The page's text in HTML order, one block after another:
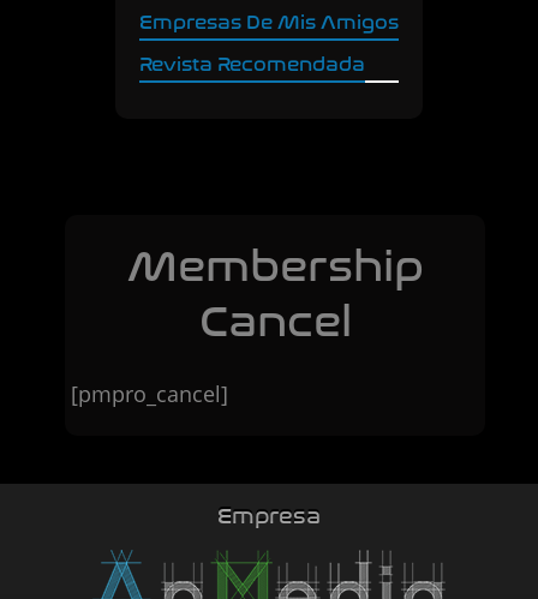
de
diseño
Empresas De Mis Amigos
Revista Recomendada
Membership
Cancel
[pmpro_cancel]
Empresa